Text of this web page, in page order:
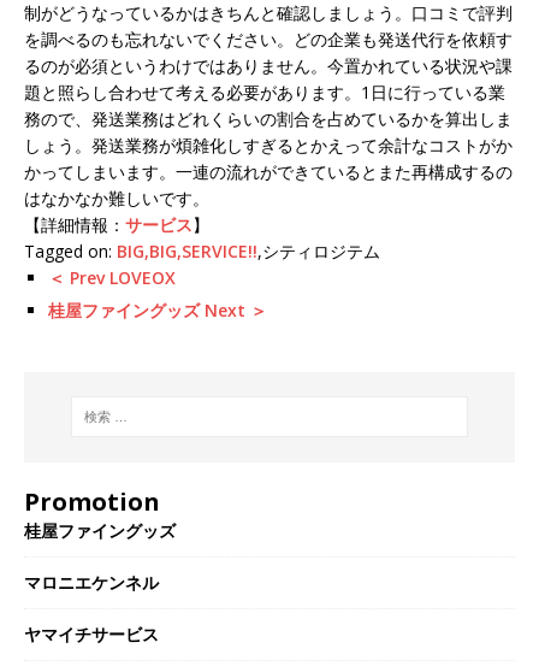
制がどうなっているかはきちんと確認しましょう。口コミで評判
を調べるのも忘れないでください。どの企業も発送代行を依頼す
るのが必須というわけではありません。今置かれている状況や課
題と照らし合わせて考える必要があります。1日に行っている業
務ので、発送業務はどれくらいの割合を占めているかを算出しま
しょう。発送業務が煩雑化しすぎるとかえって余計なコストがか
かってしまいます。一連の流れができているとまた再構成するの
はなかなか難しいです。
【詳細情報： サービス】
Tagged on: BIG,BIG,SERVICE!!,シティロジテム
＜ Prev LOVEOX
桂屋ファイングッズ Next ＞
Promotion
桂屋ファイングッズ
マロニエケンネル
ヤマイチサービス